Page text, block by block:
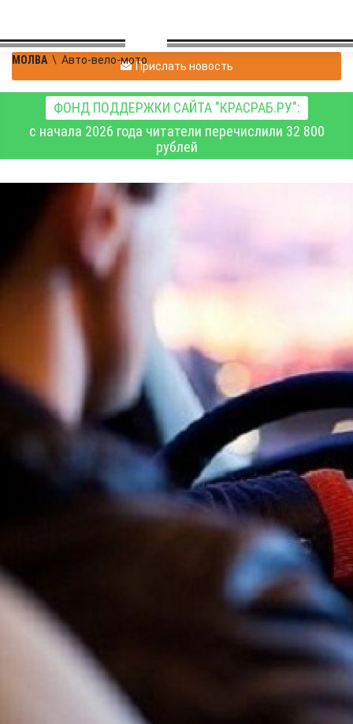
МОЛВА \ Авто-вело-мотоПрислать новость
ФОНД ПОДДЕРЖКИ САЙТА "КРАСРАБ.РУ":
с начала 2026 года читатели перечислили 32 800
рублей
id314306805 | Авто-вело-мото
09.04.2025 23:15 | 0
Названы автомобили, с
которыми россияне не
готовы расстаться
Дольше всего российские автовладельцы не
расстаются с моделями Volkswagen, Ford, SEAT, Renault
и Lada. Об этом свидетельствуют данные
исследования..
«В тройку моделей-лидеров по наибольшему
среднему сроку владения вошли Volkswagen Caddy
(почти 6 лет), Ford Galaxy (5 лет) и SEAT Altea (4,7 года).
Из отечественных моделей дольше всего не готовы